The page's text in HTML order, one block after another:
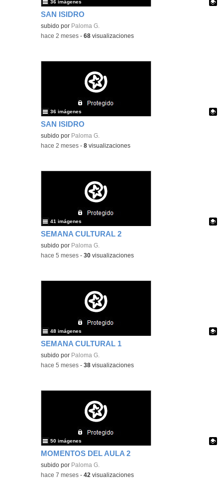
SAN ISIDRO
Contenido educativo.
subido por Paloma G.
36 imágenes
-hace 2 meses -68 visualizaciones
SAN ISIDRO
Contenido educativo.
subido por Paloma G.
36 imágenes
-hace 2 meses -8 visualizaciones
SEMANA CULTURAL 2
Contenido educativo.
subido por Paloma G.
41 imágenes
-hace 5 meses -30 visualizaciones
SEMANA CULTURAL 1
Contenido educativo.
subido por Paloma G.
48 imágenes
-hace 5 meses -38 visualizaciones
MOMENTOS DEL AULA 2
Contenido educativo.
subido por Paloma G.
50 imágenes
-hace 7 meses -42 visualizaciones